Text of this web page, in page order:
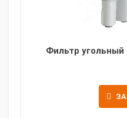
Фильтр угольный